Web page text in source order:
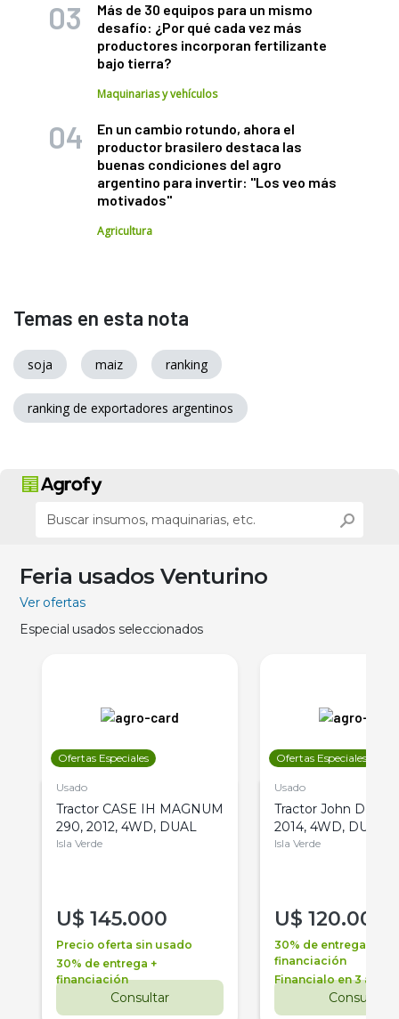
Más de 30 equipos para un mismo
desafío: ¿Por qué cada vez más
productores incorporan fertilizante
bajo tierra?
Maquinarias y vehículos
En un cambio rotundo, ahora el
productor brasilero destaca las
buenas condiciones del agro
argentino para invertir: "Los veo más
motivados"
Agricultura
Temas en esta nota
soja maiz ranking
ranking de exportadores argentinos
Feria usados Venturino
Ver ofertas
Especial usados seleccionados
Ofertas Especiales
Usado
Tractor CASE IH MAGNUM
290, 2012, 4WD, DUAL
Isla Verde
U$ 145.000
Precio oferta sin usado
30% de entrega +
financiación
Consultar
Ofertas Especiales
Usado
Tractor John Deere
2014, 4WD, DUAL
Isla Verde
U$ 120.000
30% de entrega +
financiación
Financialo en 3 años
Consultar